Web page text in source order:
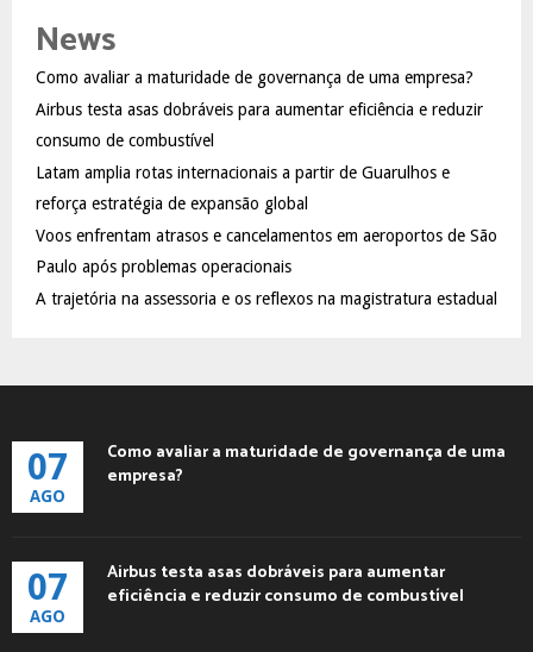
h
o
r
:
R
News
Como avaliar a maturidade de governança de uma empresa?
Airbus testa asas dobráveis para aumentar eficiência e reduzir
consumo de combustível
Latam amplia rotas internacionais a partir de Guarulhos e
reforça estratégia de expansão global
Voos enfrentam atrasos e cancelamentos em aeroportos de São
Paulo após problemas operacionais
A trajetória na assessoria e os reflexos na magistratura estadual
07
AGO
Como avaliar a maturidade de governança de uma
empresa?
07
AGO
Airbus testa asas dobráveis para aumentar
eficiência e reduzir consumo de combustível